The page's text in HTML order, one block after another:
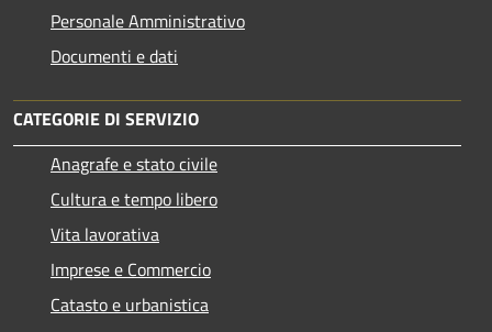
Personale Amministrativo
Documenti e dati
CATEGORIE DI SERVIZIO
Anagrafe e stato civile
Cultura e tempo libero
Vita lavorativa
Imprese e Commercio
Catasto e urbanistica